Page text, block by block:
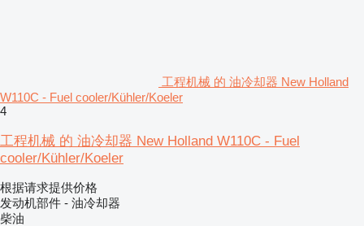
工程机械 的 油冷却器 New Holland
W110C - Fuel cooler/Kühler/Koeler
4
工程机械 的 油冷却器 New Holland W110C - Fuel
cooler/Kühler/Koeler
根据请求提供价格
发动机部件 - 油冷却器
柴油